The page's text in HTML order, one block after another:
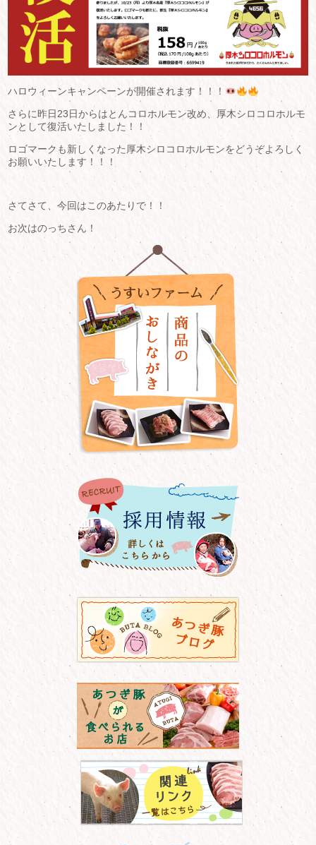
ハロウィーンキャンペーンが開催されます！！！
さらに昨日23日からはとんコロホルモン改め、厚木シロコロホルモ
ンとして復活いたしました！！
ロゴマークも新しくなった厚木シロコロホルモンをどうぞよろしく
お願いいたします！！！
さてさて、今回はこのあたりで！！
お次はのっちさん！